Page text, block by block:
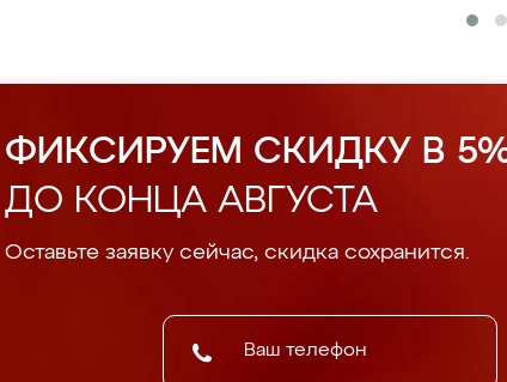
ФИКСИРУЕМ СКИДКУ В
ДО КОНЦА АВГУСТА
Оставьте заявку сейчас, скидка сохранится.